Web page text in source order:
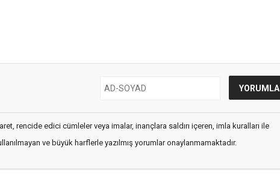
rencide edici cümleler veya imalar, inançlara saldırı içeren, imla kuralları ile
ve büyük harflerle yazılmış yorumlar onaylanmamaktadır.